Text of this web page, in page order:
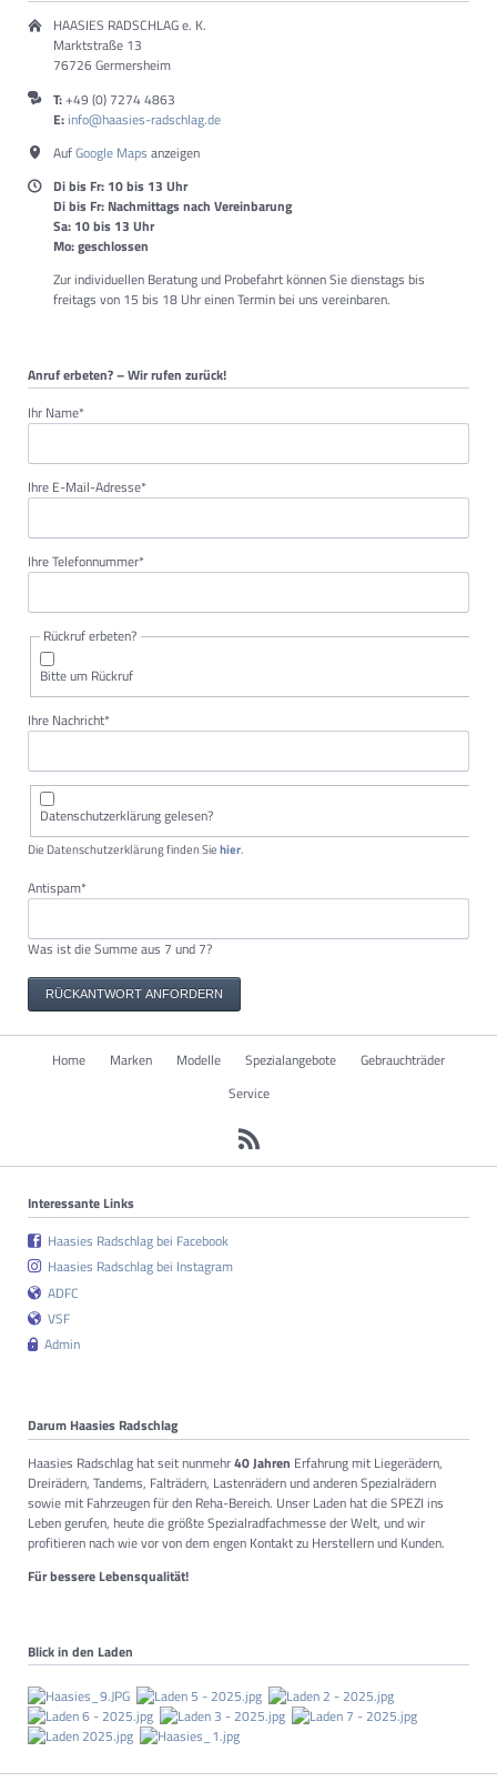
HAASIES RADSCHLAG e. K.
Marktstraße 13
76726 Germersheim
T:+49 (0) 7274 4863
E: info@haasies-radschlag.de
AufGoogle Maps anzeigen
Di bis Fr: 10 bis 13 Uhr
Di bis Fr: Nachmittags nach Vereinbarung
Sa: 10 bis 13 Uhr
Mo: geschlossen
Zur individuellen Beratung und Probefahrt können Sie dienstags bis
freitags von 15 bis 18 Uhr einen Termin bei uns vereinbaren.
Anruf erbeten? – Wir rufen zurück!
Pflichtfeld
Ihr Name*
Pflichtfeld
Ihre E-Mail-Adresse*
Pflichtfeld
Ihre Telefonnummer*
Rückruf erbeten?
Bitte um Rückruf
Pflichtfeld
Ihre Nachricht*
Datenschutzerklärung gelesen?
Die Datenschutzerklärung finden Siehier.
Pflichtfeld
Antispam*
Was ist die Summe aus 7 und 7?
RÜCKANTWORT ANFORDERN
Navigation
überspringen
Home Marken Modelle Spezialangebote
Gebrauchträder
Service
Interessante Links
Haasies Radschlag bei Facebook
Haasies Radschlag bei Instagram
ADFC
VSF
Admin
Darum Haasies Radschlag
Haasies Radschlag hat seit nunmehr40 Jahren Erfahrung mit Liegerädern,
Dreirädern, Tandems, Falträdern, Lastenrädern und anderen Spezialrädern
sowie mit Fahrzeugen für den Reha-Bereich. Unser Laden hat die SPEZI ins
Leben gerufen, heute die größte Spezialradfachmesse der Welt, und wir
profitieren nach wie vor von dem engen Kontakt zu Herstellern und Kunden.
Für bessere Lebensqualität!
Blick in den Laden